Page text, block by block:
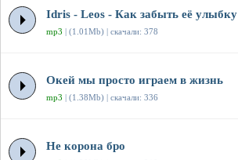
Idris - Leos - Как забыть её улыбку
mp3 | (1.01Mb) | скачали: 378
Окей мы просто играем в жизнь
mp3 | (1.38Mb) | скачали: 336
Не корона бро